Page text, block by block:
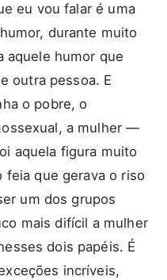
eu vou falar é uma
durante muito
aquele humor que
outra pessoa. E
o pobre, o
a mulher —
aquela figura muito
que gerava o riso
um dos grupos
mais difícil a mulher
dois papéis. É
incríveis,